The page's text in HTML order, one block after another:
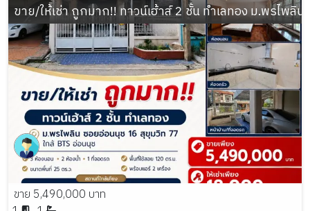
ขาย/ให้เช่า ถูกมาก!! ทาวน์เฮ้าส์ 2 ชั้น ทำเลทอง ม.พรไพ
ขาย 5,490,000 บาท